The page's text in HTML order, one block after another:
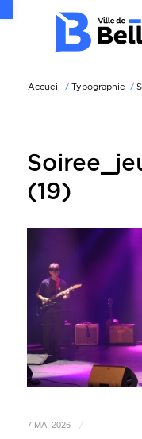
Accueil / Typographie /
(19)
7 MAI 2026 /